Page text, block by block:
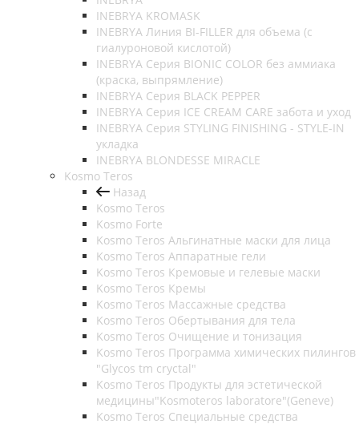
INEBRYA KROMASK
INEBRYA Линия BI-FILLER для объема (с
гиалуроновой кислотой)
INEBRYA Серия BIONIC COLOR без аммиака
(краска, выпрямление)
INEBRYA Серия BLACK PEPPER
INEBRYA Серия ICE CREAM CARE забота и уход
INEBRYA Серия STYLING FINISHING - STYLE-IN
укладка
INEBRYA BLONDESSE MIRACLE
Kosmo Teros
Назад
Kosmo Teros
Kosmo Forte
Kosmo Teros Альгинатные маски для лица
Kosmo Teros Аппаратные гели
Kosmo Teros Кремовые и гелевые маски
Kosmo Teros Кремы
Kosmo Teros Массажные средства
Kosmo Teros Обертывания для тела
Kosmo Teros Очищение и тонизация
Kosmo Teros Программа химических пилингов
"Glycos tm cryctal"
Kosmo Teros Продукты для эстетической
медицины"Kosmoteros laboratore"(Geneve)
Kosmo Teros Специальные средства